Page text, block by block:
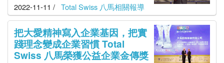
2022-11-11 / Total Swiss 八馬相關報導
把大愛精神寫入企業基因，把實
踐理念變成企業習慣 Total
Swiss 八馬榮獲公益企業金傳獎